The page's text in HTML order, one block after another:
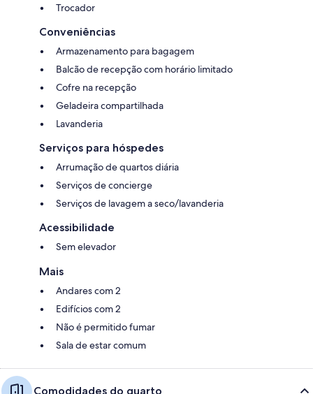
Trocador
Conveniências
Armazenamento para bagagem
Balcão de recepção com horário limitado
Cofre na recepção
Geladeira compartilhada
Lavanderia
Serviços para hóspedes
Arrumação de quartos diária
Serviços de concierge
Serviços de lavagem a seco/lavanderia
Acessibilidade
Sem elevador
Mais
Andares com 2
Edifícios com 2
Não é permitido fumar
Sala de estar comum
Comodidades do quarto